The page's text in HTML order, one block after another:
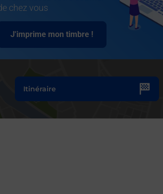
chez vous
J'imprime mon timbre !
Itinéraire